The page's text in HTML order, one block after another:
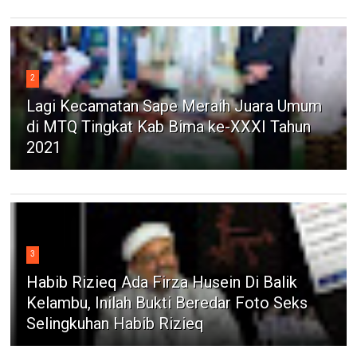
2
Lagi Kecamatan Sape Meraih Juara Umum
di MTQ Tingkat Kab Bima ke-XXXI Tahun
2021
3
Habib Rizieq Ada Firza Husein Di Balik
Kelambu, Inilah Bukti Beredar Foto Seks
Selingkuhan Habib Rizieq